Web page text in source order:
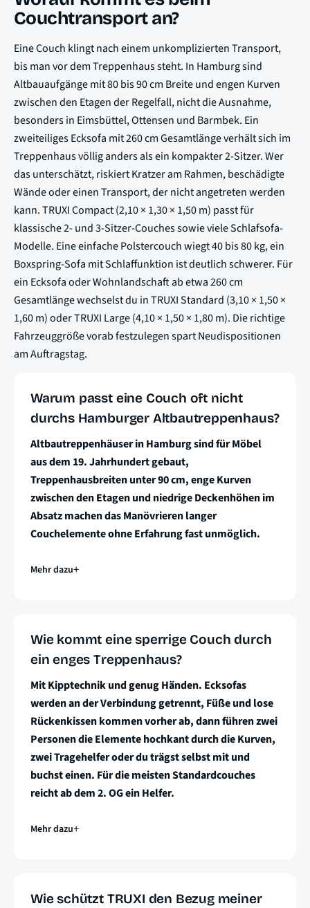
Couchtransport an?
Eine Couch klingt nach einem unkomplizierten Transport,
bis man vor dem Treppenhaus steht. In Hamburg sind
Altbauaufgänge mit 80 bis 90 cm Breite und engen Kurven
zwischen den Etagen der Regelfall, nicht die Ausnahme,
besonders in Eimsbüttel, Ottensen und Barmbek. Ein
zweiteiliges Ecksofa mit 260 cm Gesamtlänge verhält sich im
Treppenhaus völlig anders als ein kompakter 2-Sitzer. Wer
das unterschätzt, riskiert Kratzer am Rahmen, beschädigte
Wände oder einen Transport, der nicht angetreten werden
kann. TRUXI Compact (2,10 × 1,30 × 1,50 m) passt für
klassische 2- und 3-Sitzer-Couches sowie viele Schlafsofa-
Modelle. Eine einfache Polstercouch wiegt 40 bis 80 kg, ein
Boxspring-Sofa mit Schlaffunktion ist deutlich schwerer. Für
ein Ecksofa oder Wohnlandschaft ab etwa 260 cm
Gesamtlänge wechselst du in TRUXI Standard (3,10 × 1,50 ×
1,60 m) oder TRUXI Large (4,10 × 1,50 × 1,80 m). Die richtige
Fahrzeuggröße vorab festzulegen spart Neudispositionen
am Auftragstag.
Warum passt eine Couch oft nicht
durchs Hamburger Altbautreppenhaus?
Altbautreppenhäuser in Hamburg sind für Möbel
aus dem 19. Jahrhundert gebaut,
Treppenhausbreiten unter 90 cm, enge Kurven
zwischen den Etagen und niedrige Deckenhöhen im
Absatz machen das Manövrieren langer
Couchelemente ohne Erfahrung fast unmöglich.
Mehr dazu
Wie kommt eine sperrige Couch durch
ein enges Treppenhaus?
Mit Kipptechnik und genug Händen. Ecksofas
werden an der Verbindung getrennt, Füße und lose
Rückenkissen kommen vorher ab, dann führen zwei
Personen die Elemente hochkant durch die Kurven,
zwei Tragehelfer oder du trägst selbst mit und
buchst einen. Für die meisten Standardcouches
reicht ab dem 2. OG ein Helfer.
Mehr dazu
Wie schützt TRUXI den Bezug meiner